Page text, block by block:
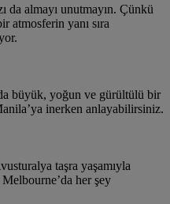
da almayı unutmayın. Çünkü
atmosferin yanı sıra
büyük, yoğun ve gürültülü bir
inerken anlayabilirsiniz.
taşra yaşamıyla
her şey